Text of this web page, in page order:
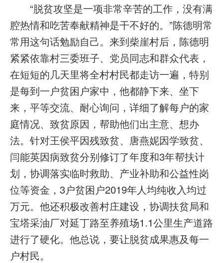
“脱贫攻坚是一项非常辛苦的工作，没有满
腔热情和吃苦奉献精神是干不好的。”陈德明常
常用这句话勉励自己。来到柴崖村后，陈德明
紧紧依靠村三委班子、党员同志和群众代表，
在短短的几天里将全村村民都走访一遍，特别
是每到一户贫困户家中，他都静下来、坐下
来，平等交流、耐心询问，详细了解每户的家
庭情况、致贫原因，帮助他们出主意、想办
法。针对王侯平因残致贫、唐燕妮因学致贫、
闫能英因病致贫分别修订了年度和3年帮扶计
划，协调落实临时救助、产业补助和公益性岗
位等资金，3户贫困户2019年人均纯收入均过
万元。他还积极改善村庄建设，协调扶贫局和
宝塔采油厂对延丁路至养殖场1.1公里生产道路
进行了硬化。他总说，要让脱贫成果惠及每一
户村民。